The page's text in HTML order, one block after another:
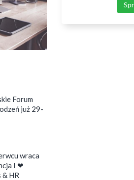
Forum
już 29-
wraca
I ❤
& HR